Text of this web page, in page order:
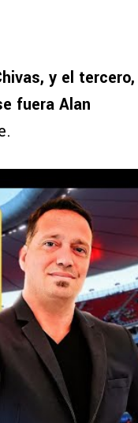
y el tercero,
fuera Alan